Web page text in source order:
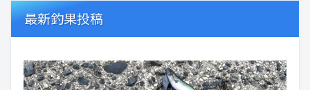
最新釣果投稿